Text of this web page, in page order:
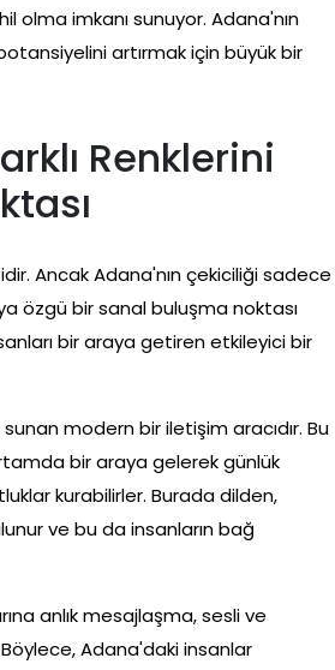
imkanı sunuyor. Adana'nın
artırmak için büyük bir
Renklerini
Ancak Adana'nın çekiciliği sadece
özgü bir sanal buluşma noktası
bir araya getiren etkileyici bir
modern bir iletişim aracıdır. Bu
bir araya gelerek günlük
kurabilirler. Burada dilden,
ve bu da insanların bağ
anlık mesajlaşma, sesli ve
Adana'daki insanlar